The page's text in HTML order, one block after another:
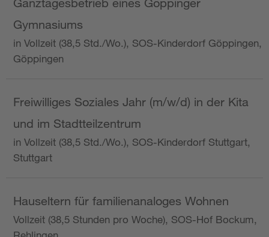
Gymnasiums
in Vollzeit (38,5 Std./Wo.), SOS-Kinderdorf Göppingen,
Göppingen
Freiwilliges Soziales Jahr (m/w/d) in der Kita
und im Stadtteilzentrum
in Vollzeit (38,5 Std./Wo.), SOS-Kinderdorf Stuttgart,
Stuttgart
Hauseltern für familienanaloges Wohnen
Vollzeit (38,5 Stunden pro Woche), SOS-Hof Bockum,